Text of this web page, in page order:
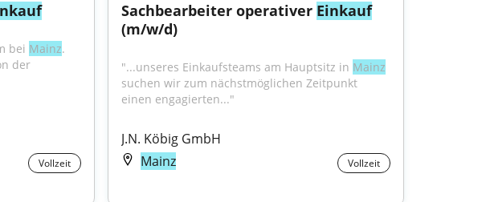
bei Mainz.
der
Vollzeit
Sachbearbeiter operativer Einkauf
(m/w/d)
"...unseres Einkaufsteams am Hauptsitz in Mainz
suchen wir zum nächstmöglichen Zeitpunkt
einen engagierten..."
J.N. Köbig GmbH
Mainz
Vollzeit